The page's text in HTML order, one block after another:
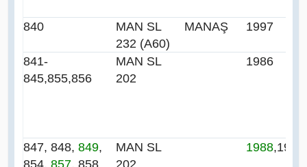
840
MAN SL
232 (A60)
MANAŞ 1997
841-
845,855,856
MAN SL
202
1986
847, 848, 849,
MAN SL
1988,1989